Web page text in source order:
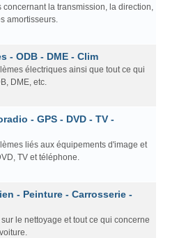
concernant la transmission, la direction,
amortisseurs.
- ODB - DME - Clim
électriques ainsi que tout ce qui
DME, etc.
- GPS - DVD - TV -
liés aux équipements d'image et
TV et téléphone.
- Peinture - Carrosserie -
le nettoyage et tout ce qui concerne